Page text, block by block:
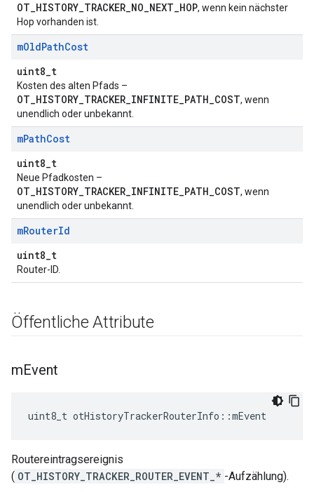
OT_HISTORY_TRACKER_NO_NEXT_HOP, wenn kein nächster
Hop vorhanden ist.
mOldPathCost
uint8_t
Kosten des alten Pfads –
OT_HISTORY_TRACKER_INFINITE_PATH_COST, wenn
unendlich oder unbekannt.
mPathCost
uint8_t
Neue Pfadkosten –
OT_HISTORY_TRACKER_INFINITE_PATH_COST, wenn
unendlich oder unbekannt.
mRouterId
uint8_t
Router-ID.
Öffentliche Attribute
mEvent
uint8_t otHistoryTrackerRouterInfo ::mEvent
Routereintragsereignis
( OT_HISTORY_TRACKER_ROUTER_EVENT_* -Aufzählung).